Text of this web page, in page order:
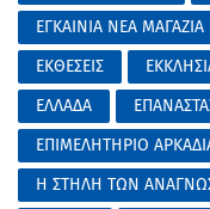
ΕΓΚΑΙΝΙΑ ΝΕΑ ΜΑΓΑΖΙΑ
ΕΚΘΕΣΕΙΣ
ΕΛΛΑΔΑ
ΕΠΙΜΕΛΗΤΗΡΙΟ
Η ΣΤΗΛΗ ΤΩΝ